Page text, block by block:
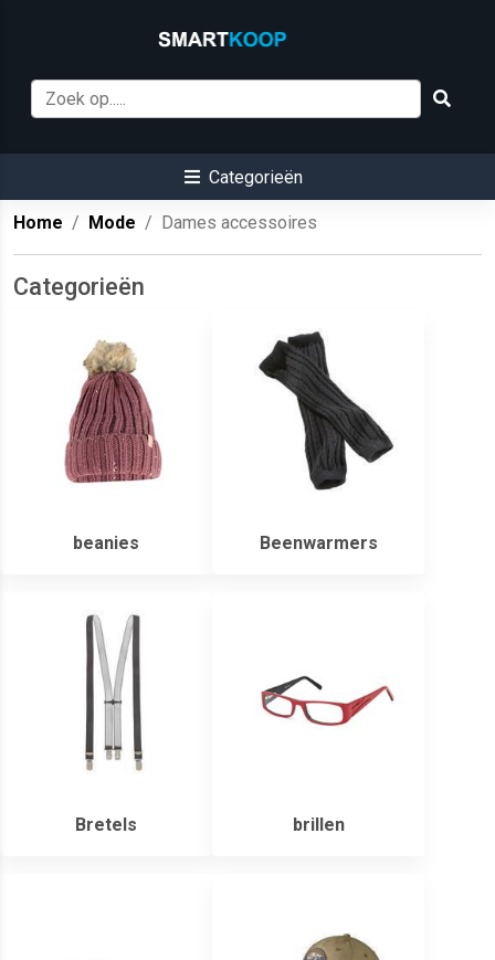
Categorieën
Home Mode Dames accessoires
Categorieën
beanies Beenwarmers
Bretels brillen